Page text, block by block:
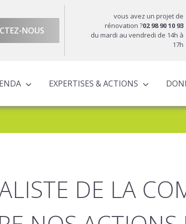
NOUS
vous avez un projet de
rénovation ?02 98 90 10 93
du mardi au vendredi de 14h à
17h
EXPERTISES & ACTIONS
DE LA